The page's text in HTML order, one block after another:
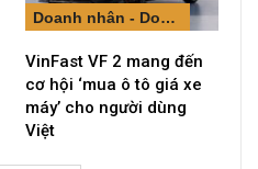
Doanh nhân - Doanh nghiệp
VinFast VF 2 mang đến
cơ hội ‘mua ô tô giá xe
máy’ cho người dùng
Việt